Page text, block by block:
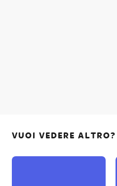
VUOI VEDERE ALTRO?